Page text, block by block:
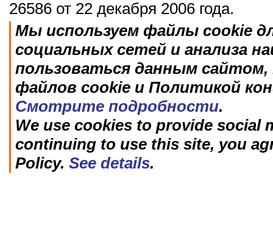
26586 от 22 декабря 2006 года.
Мы используем файлы cookie
социальных сетей и анализа
пользоваться данным
файлов cookie и Политикой
Смотрите подробности.
We use cookies to provide social
continuing to use this site, you
Policy. See details.